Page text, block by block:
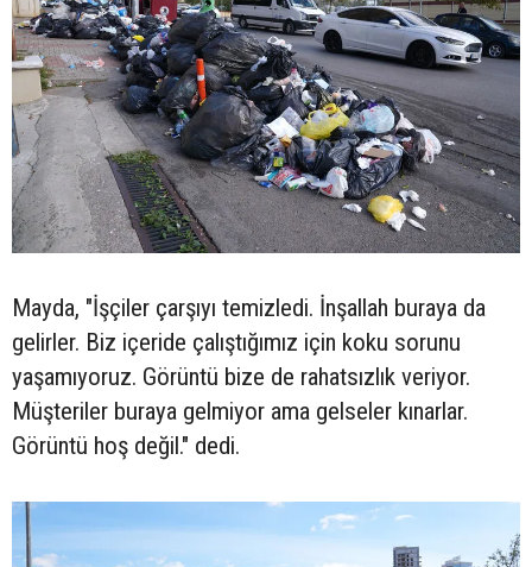
Mayda, "İşçiler çarşıyı temizledi. İnşallah buraya da
gelirler. Biz içeride çalıştığımız için koku sorunu
yaşamıyoruz. Görüntü bize de rahatsızlık veriyor.
Müşteriler buraya gelmiyor ama gelseler kınarlar.
Görüntü hoş değil." dedi.